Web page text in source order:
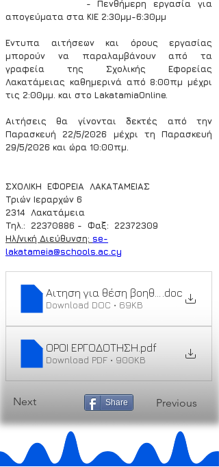
- Πενθήμερη εργασία για
απογεύματα στα ΚΙΕ 2:30μμ-6:30μμ
Έντυπα αιτήσεων και όρους εργασίας
μπορούν να παραλαμβάνουν από τα
γραφεία της Σχολικής Εφορείας
Λακατάμειας καθημερινά από 8:00πμ μέχρι
τις 2:00μμ. και στο LakatamiaOnline.
Αιτήσεις θα γίνονται δεκτές από την
Παρασκευή 22/5/2026 μέχρι τη Παρασκευή
29/5/2026 και ώρα 10:00πμ.
ΣΧΟΛΙΚΗ  ΕΦΟΡΕΙΑ  ΛΑΚΑΤΑΜΕΙΑΣ
Τριών Ιεραρχών 6
2314  Λακατάμεια
Τηλ.:  22370886 -  Φαξ:  22372309
Ηλ/νική Διεύθυνση: se-
lakatameia@schools.ac.cy
Αιτηση για θέση βοηθού.doc
Download DOC • 69KB
ΟΡΟΙ ΕΡΓΟΔΟΤΗΣΗ .pdf
Download PDF • 900KB
Next Share Previous